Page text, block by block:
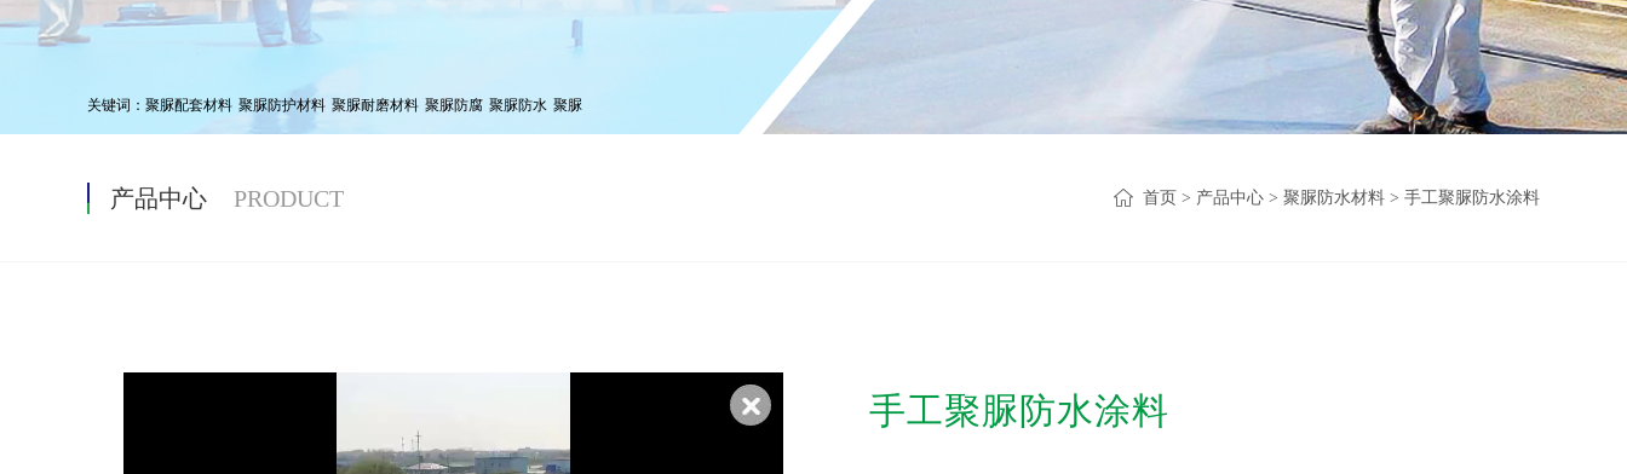
关键词： 聚脲配套材料 聚脲防护材料 聚脲耐磨材料 聚脲防腐 聚脲防水 聚脲
产品中心 PRODUCT 首页 > 产品中心 > 聚脲防水材料 > 手工聚脲防水涂料
手工聚脲防水涂料